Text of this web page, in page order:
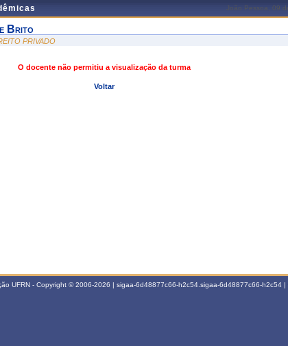
João Pessoa, 09
Brito
PRIVADO
O docente não permitiu a visualização da turma
Voltar
UFRN - Copyright © 2006-2026 | sigaa-6d48877c66-h2c54.sigaa-6d48877c66-h2c54 |